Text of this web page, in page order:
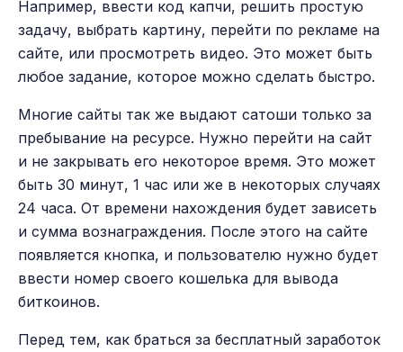
Например, ввести код капчи, решить простую
задачу, выбрать картину, перейти по рекламе на
сайте, или просмотреть видео. Это может быть
любое задание, которое можно сделать быстро.
Многие сайты так же выдают сатоши только за
пребывание на ресурсе. Нужно перейти на сайт
и не закрывать его некоторое время. Это может
быть 30 минут, 1 час или же в некоторых случаях
24 часа. От времени нахождения будет зависеть
и сумма вознаграждения. После этого на сайте
появляется кнопка, и пользователю нужно будет
ввести номер своего кошелька для вывода
биткоинов.
Перед тем, как браться за бесплатный заработок